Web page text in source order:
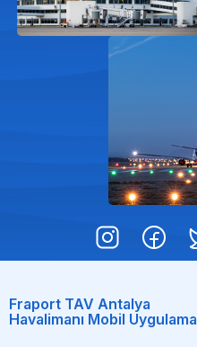
Fraport TAV Antalya
Havalimanı Mobil Uygulama